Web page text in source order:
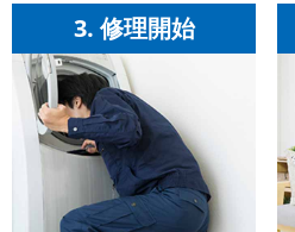
3. 修理開始